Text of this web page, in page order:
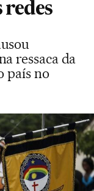
redes
ressaca da
país no